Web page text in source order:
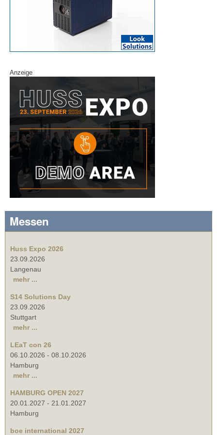
Anzeige
Messen
Huss Expo 2026
23.09.2026
Langenau
mehr ...
S14 Solutions Day
23.09.2026
Stuttgart
mehr ...
LEaT con 26
06.10.2026 - 08.10.2026
Hamburg
mehr ...
HAMBURG OPEN 2027
20.01.2027 - 21.01.2027
Hamburg
boe international 2027